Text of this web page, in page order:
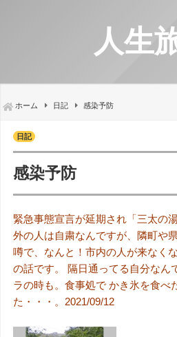
人生
ホーム 日記 感染予防
日記
感染予防
緊急事態宣言が延期され「三太の
外の人は自粛なんですが、隣町や
噂で、なんと！市内の人が来なく
の話です。 隔日通ってる自分なん
ラの時も。食事処で かき氷を食べ
た・・・。2021/09/12